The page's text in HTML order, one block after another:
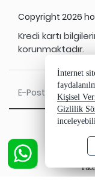
Copyright 2026
Kredi kartı
korunmaktadır.
İnternet
Kişisel
Gizlilik